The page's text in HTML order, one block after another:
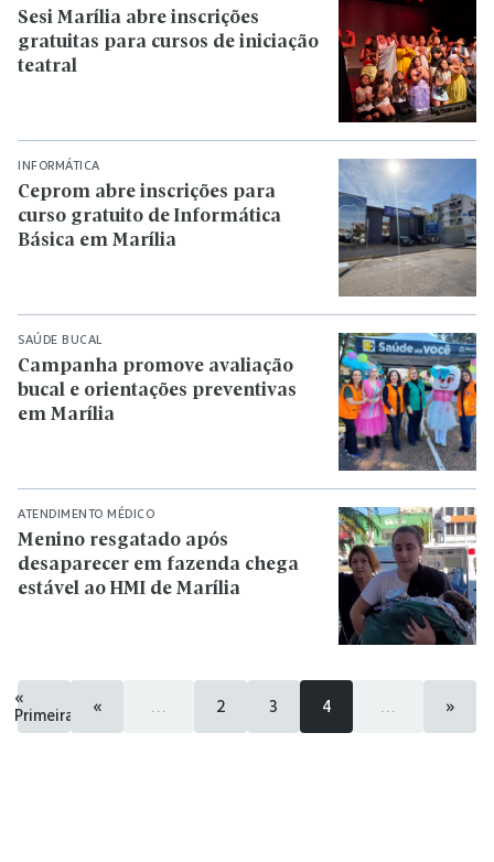
Sesi Marília abre inscrições
gratuitas para cursos de iniciação
teatral
INFORMÁTICA
Ceprom abre inscrições para
curso gratuito de Informática
Básica em Marília
SAÚDE BUCAL
Campanha promove avaliação
bucal e orientações preventivas
em Marília
ATENDIMENTO MÉDICO
Menino resgatado após
desaparecer em fazenda chega
estável ao HMI de Marília
«
Primeira
« 2 3 4 »